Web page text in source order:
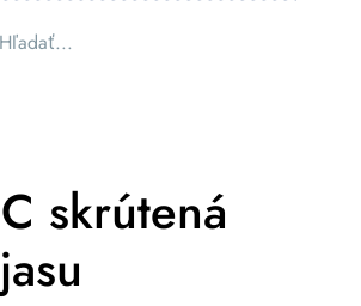
skrútená